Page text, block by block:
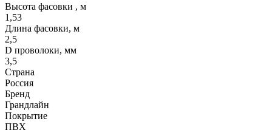
Высота фасовки , м
1,53
Длина фасовки, м
2,5
D проволоки, мм
3,5
Страна
Россия
Бренд
Грандлайн
Покрытие
ПВХ